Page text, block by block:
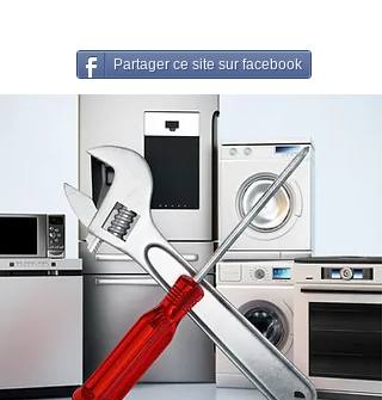
Partager ce site sur facebook